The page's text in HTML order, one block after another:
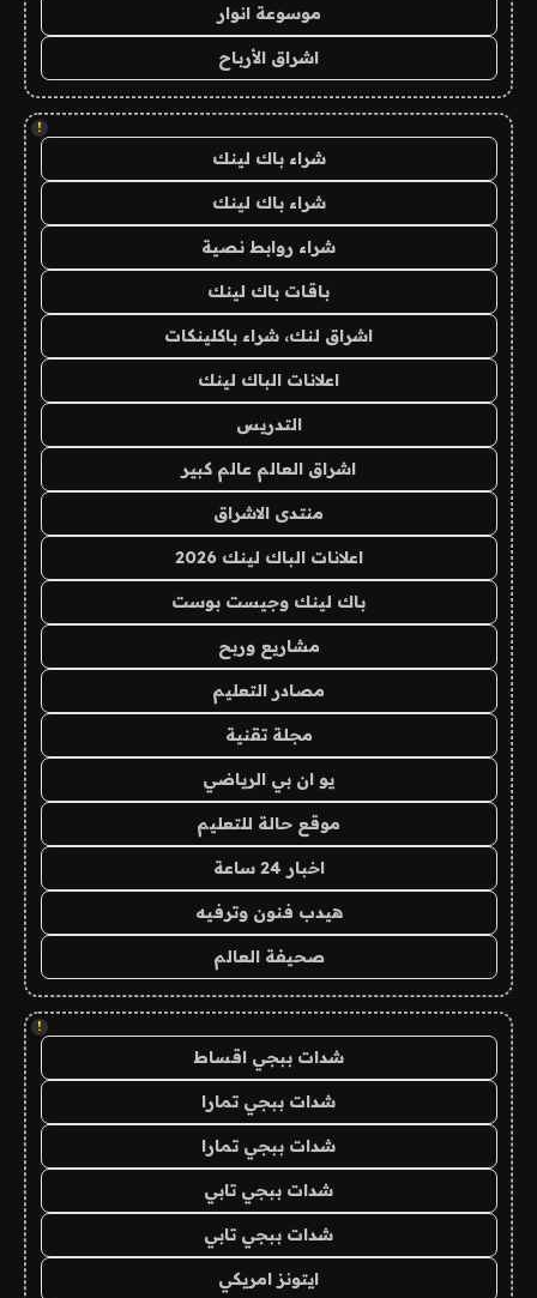
موسوعة انوار
اشراق الأرباح
!
شراء باك لينك
شراء باك لينك
شراء روابط نصية
باقات باك لينك
اشراق لنك، شراء باكلينكات
اعلانات الباك لينك
التدريس
اشراق العالم عالم كبير
منتدى الاشراق
اعلانات الباك لينك 2026
باك لينك وجيست بوست
مشاريع وربح
مصادر التعليم
مجلة تقنية
يو ان بي الرياضي
موقع حالة للتعليم
اخبار 24 ساعة
هيدب فنون وترفيه
صحيفة العالم
!
شدات ببجي اقساط
شدات ببجي تمارا
شدات ببجي تمارا
شدات ببجي تابي
شدات ببجي تابي
ايتونز امريكي